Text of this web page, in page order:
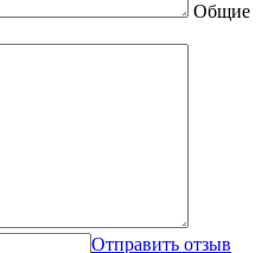
Общие
Отправить отзыв